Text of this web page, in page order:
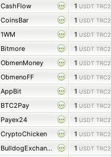
CashFlow
1 USDT
CoinsBar
1 USDT
1WM
1 USDT
Bitmore
1 USDT
ObmenMoney
1 USDT
ObmenoFF
1 USDT
AppBit
1 USDT
BTC2Pay
1 USDT
Payex24
1 USDT
CryptoChicken
1 USDT
BulldogExchange
1 USDT